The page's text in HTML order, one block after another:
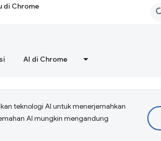
di Chrome
AI di Chrome
teknologi AI untuk menerjemahkan
AI mungkin mengandung